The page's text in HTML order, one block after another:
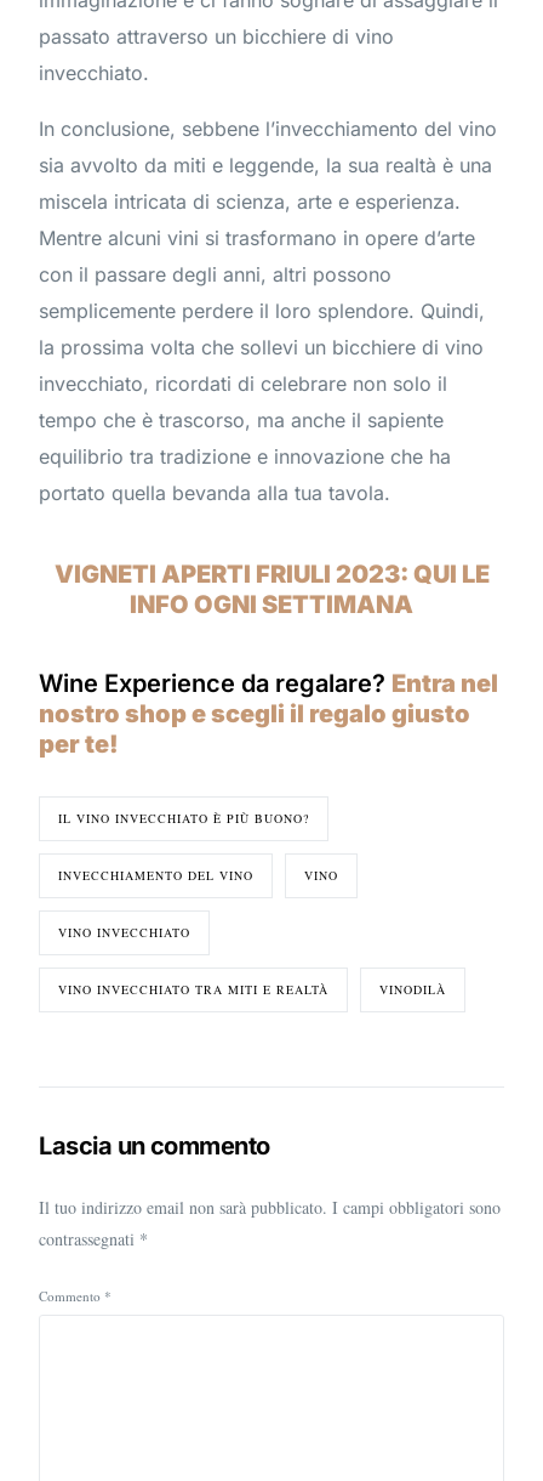
passato attraverso un bicchiere di vino
invecchiato.
In conclusione, sebbene l’invecchiamento del vino
sia avvolto da miti e leggende, la sua realtà è una
miscela intricata di scienza, arte e esperienza.
Mentre alcuni vini si trasformano in opere d’arte
con il passare degli anni, altri possono
semplicemente perdere il loro splendore. Quindi,
la prossima volta che sollevi un bicchiere di vino
invecchiato, ricordati di celebrare non solo il
tempo che è trascorso, ma anche il sapiente
equilibrio tra tradizione e innovazione che ha
portato quella bevanda alla tua tavola.
VIGNETI APERTI FRIULI 2023: QUI LE
INFO OGNI SETTIMANA
Wine Experience da regalare? Entra nel
nostro shop e scegli il regalo giusto
per te!
IL VINO INVECCHIATO È PIÙ BUONO?
INVECCHIAMENTO DEL VINO VINO
VINO INVECCHIATO
VINO INVECCHIATO TRA MITI E REALTÀ VINODILÀ
Lascia un commento
Il tuo indirizzo email non sarà pubblicato. I campi obbligatori sono
contrassegnati *
Commento *